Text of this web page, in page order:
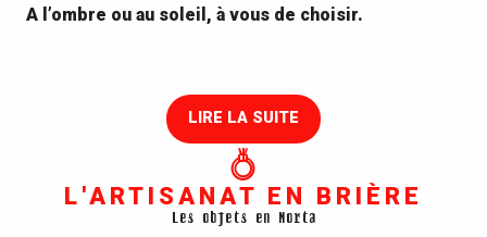
A l’ombre ou au soleil, à vous de choisir.
LIRE LA SUITE
L'ARTISANAT EN BRIÈRE
Les objets en Morta